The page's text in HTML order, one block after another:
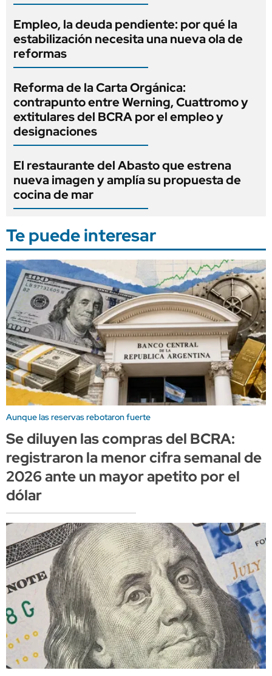
Empleo, la deuda pendiente: por qué la
estabilización necesita una nueva ola de
reformas
Reforma de la Carta Orgánica:
contrapunto entre Werning, Cuattromo y
extitulares del BCRA por el empleo y
designaciones
El restaurante del Abasto que estrena
nueva imagen y amplía su propuesta de
cocina de mar
Te puede interesar
Aunque las reservas rebotaron fuerte
Se diluyen las compras del BCRA:
registraron la menor cifra semanal de
2026 ante un mayor apetito por el
dólar